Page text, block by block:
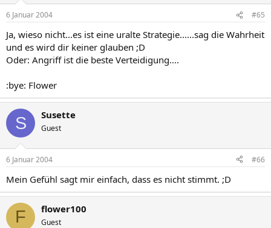
6 Januar 2004 #65
Ja, wieso nicht...es ist eine uralte Strategie......sag die Wahrheit
und es wird dir keiner glauben ;D
Oder: Angriff ist die beste Verteidigung....
:bye: Flower
S Susette
Guest
6 Januar 2004 #66
Mein Gefühl sagt mir einfach, dass es nicht stimmt. ;D
F flower100
Guest